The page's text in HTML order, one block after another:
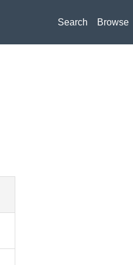
Search Browse